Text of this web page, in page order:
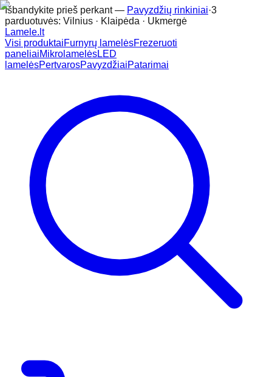
Išbandykite prieš perkant — Pavyzdžių rinkiniai·3
parduotuvės: Vilnius · Klaipėda · Ukmergė
Lamele.lt
Visi produktaiFurnyrų lamelėsFrezeruoti
paneliaiMikrolamelėsLED
lamelėsPertvarosPavyzdžiaiPatarimai